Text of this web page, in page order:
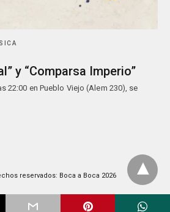
y “Comparsa Imperio”
22:00 en Pueblo Viejo (Alem 230), se
reservados: Boca a Boca 2026